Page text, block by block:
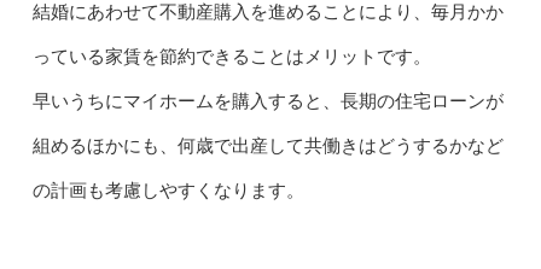
結婚にあわせて不動産購入を進めることにより、毎月かか
っている家賃を節約できることはメリットです。
早いうちにマイホームを購入すると、長期の住宅ローンが
組めるほかにも、何歳で出産して共働きはどうするかなど
の計画も考慮しやすくなります。